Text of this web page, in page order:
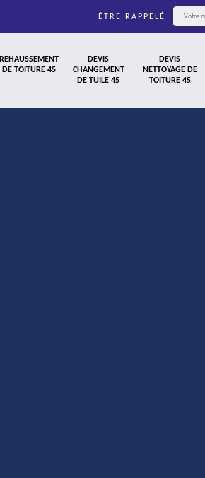
ÊTRE RAPPELÉ
REHAUSSEMENT
DE TOITURE 45
DEVIS
CHANGEMENT
DE TUILE 45
DEVIS
NETTOYAGE DE
TOITURE 45